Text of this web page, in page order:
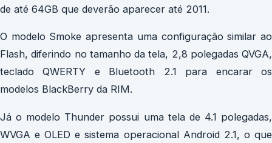
de até 64GB que deverão aparecer até 2011.
O modelo Smoke apresenta uma configuração similar ao
Flash, diferindo no tamanho da tela, 2,8 polegadas QVGA,
teclado QWERTY e Bluetooth 2.1 para encarar os
modelos BlackBerry da RIM.
Já o modelo Thunder possui uma tela de 4.1 polegadas,
WVGA e OLED e sistema operacional Android 2.1, o que